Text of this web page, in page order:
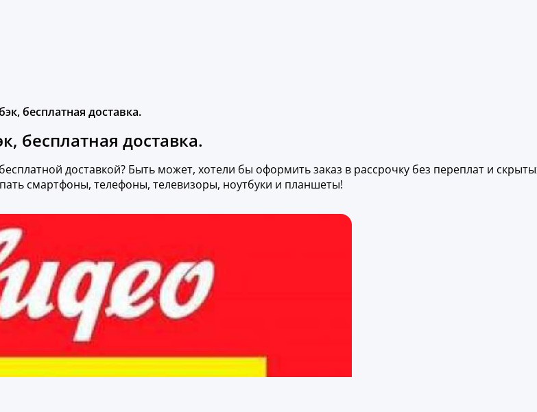
бесплатная доставка.
бесплатная доставка.
доставкой? Быть может, хотели бы оформить заказ в рассрочку без переплат и
смартфоны, телефоны, телевизоры, ноутбуки и планшеты!